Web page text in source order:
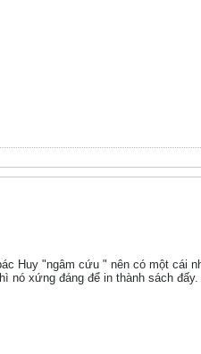
Huy "ngâm cứu " nên có một cái
xứng đáng để in thành sách